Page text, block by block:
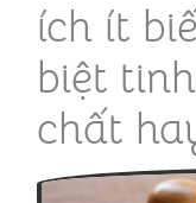
ích ít
biệt
chất